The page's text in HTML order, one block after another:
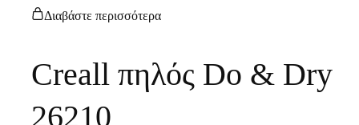
Διαβάστε περισσότερα
Creall πηλός Do & Dry
26210